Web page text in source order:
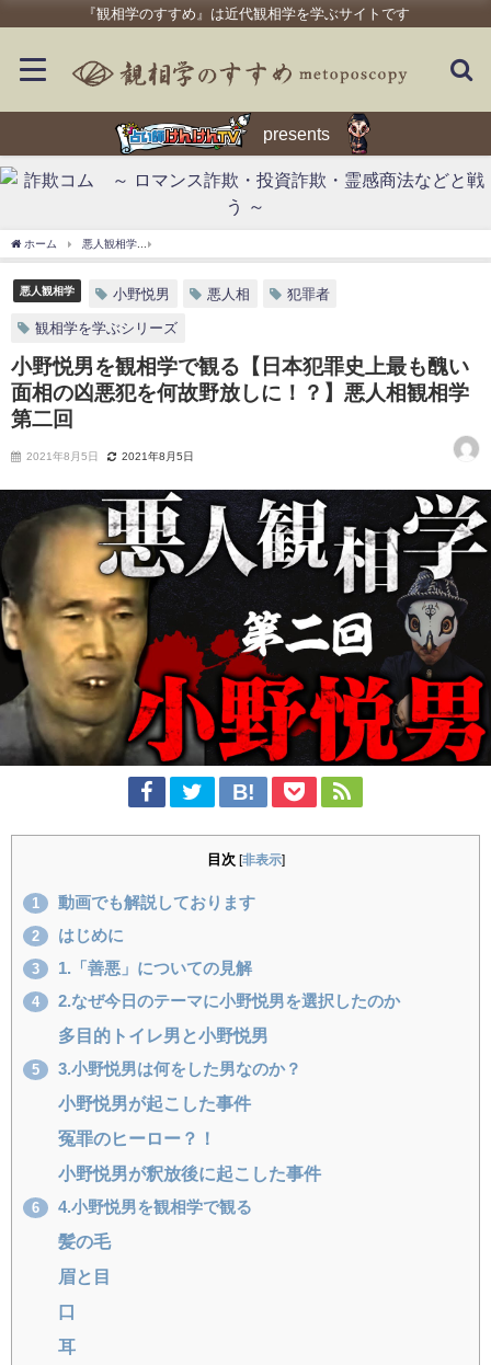
『観相学のすすめ』は近代観相学を学ぶサイトです
presents
ホーム 悪人観相学
悪人観相学 小野悦男 悪人相 犯罪者
観相学を学ぶシリーズ
小野悦男を観相学で観る【日本犯罪史上最も醜い
面相の凶悪犯を何故野放しに！？】悪人相観相学
第二回
2021年8月5日 2021年8月5日
目次 [非表示]
1 動画でも解説しております
2 はじめに
3 1.「善悪」についての見解
4 2.なぜ今日のテーマに小野悦男を選択したのか
多目的トイレ男と小野悦男
5 3.小野悦男は何をした男なのか？
小野悦男が起こした事件
冤罪のヒーロー？！
小野悦男が釈放後に起こした事件
6 4.小野悦男を観相学で観る
髪の毛
眉と目
口
耳